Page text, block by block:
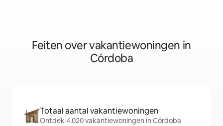
Feiten over vakantiewoningen in
Córdoba
Totaal aantal vakantiewoningen
Ontdek 4.020 vakantiewoningen in Córdoba